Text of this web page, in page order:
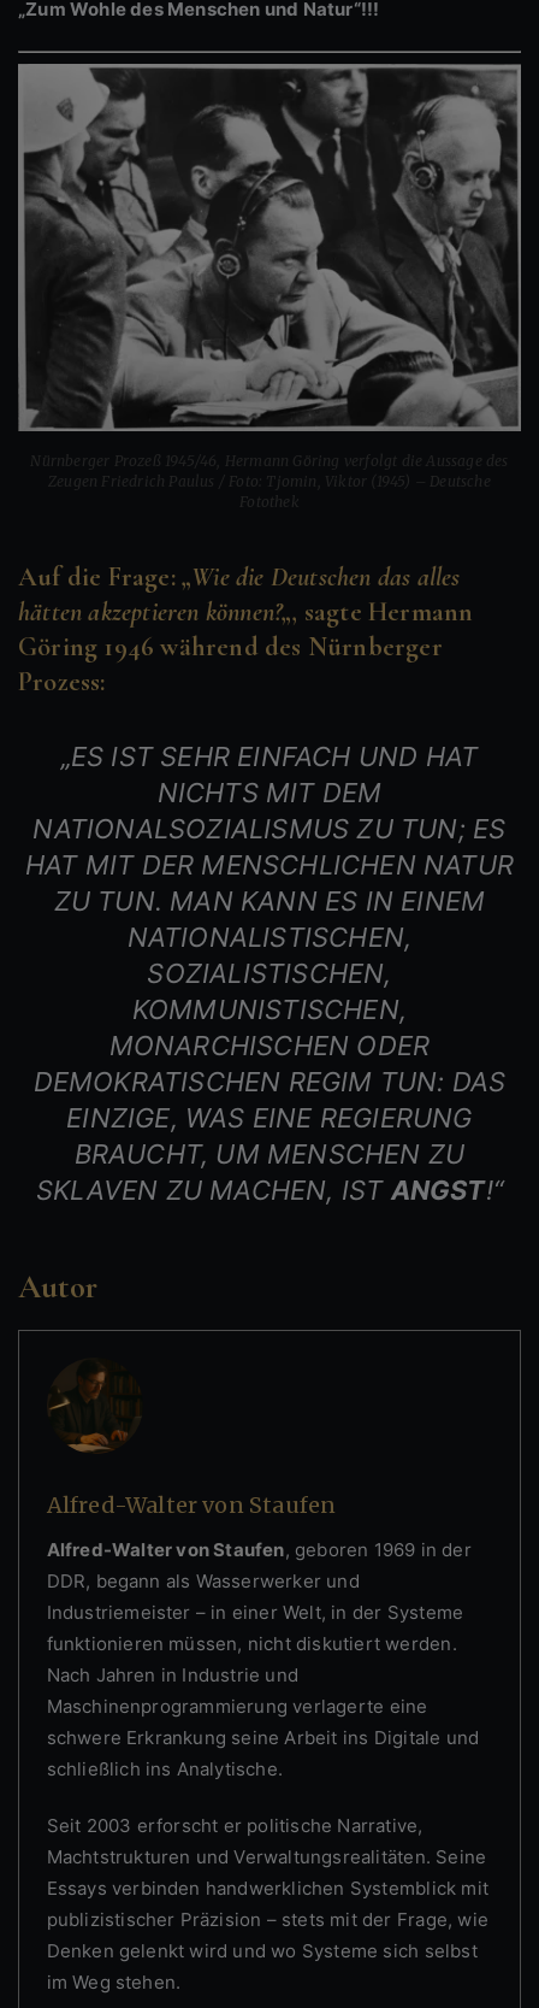
„Zum Wohle des Menschen und Natur“!!!
Nürnberger Prozeß 1945/46, Hermann Göring verfolgt die Aussage des
Zeugen Friedrich Paulus / Foto: Tjomin, Viktor (1945) – Deutsche
Fotothek
Auf die Frage: „Wie die Deutschen das alles
hätten akzeptieren können?„, sagte Hermann
Göring 1946 während des Nürnberger
Prozess:
„ES IST SEHR EINFACH UND HAT
NICHTS MIT DEM
NATIONALSOZIALISMUS ZU TUN; ES
HAT MIT DER MENSCHLICHEN NATUR
ZU TUN. MAN KANN ES IN EINEM
NATIONALISTISCHEN,
SOZIALISTISCHEN,
KOMMUNISTISCHEN,
MONARCHISCHEN ODER
DEMOKRATISCHEN REGIM TUN: DAS
EINZIGE, WAS EINE REGIERUNG
BRAUCHT, UM MENSCHEN ZU
SKLAVEN ZU MACHEN, ISTANGST!“
Autor
Alfred-Walter von Staufen
Alfred-Walter von Staufen, geboren 1969 in der
DDR, begann als Wasserwerker und
Industriemeister – in einer Welt, in der Systeme
funktionieren müssen, nicht diskutiert werden.
Nach Jahren in Industrie und
Maschinenprogrammierung verlagerte eine
schwere Erkrankung seine Arbeit ins Digitale und
schließlich ins Analytische.
Seit 2003 erforscht er politische Narrative,
Machtstrukturen und Verwaltungsrealitäten. Seine
Essays verbinden handwerklichen Systemblick mit
publizistischer Präzision – stets mit der Frage, wie
Denken gelenkt wird und wo Systeme sich selbst
im Weg stehen.